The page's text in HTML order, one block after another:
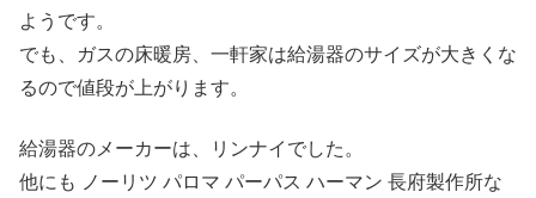
ようです。
でも、ガスの床暖房、一軒家は給湯器のサイズが大きくな
るので値段が上がります。
給湯器のメーカーは、リンナイでした。
他にも ノーリツ パロマ パーパス ハーマン 長府製作所な